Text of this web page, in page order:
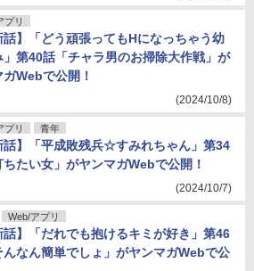
プリ
話】「どう頑張ってもHになっちゃう幼
」第40話「チャラ男のお掃除大作戦」が
ガWebで公開！
(2024/10/8)
プリ 青年
話】「平成敗残兵☆すみれちゃん」第34
ちたい女」がヤンマガWebで公開！
(2024/10/7)
Web/アプリ
話】「だれでも抱けるキミが好き」第46
んなん簡単でしょ」がヤンマガWebで公